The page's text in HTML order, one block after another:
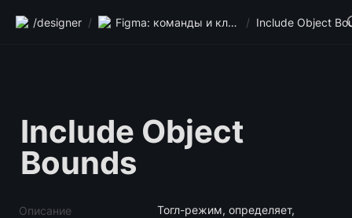
/designer / Figma: команды и клавиши / Include Object
Include Object
Bounds
Описание
Тогл-режим, определяет,